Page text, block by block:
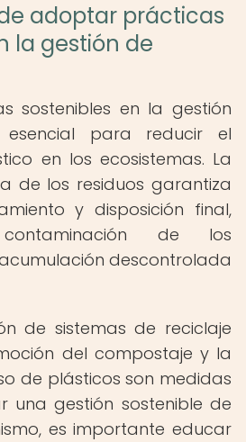
adoptar prácticas
la gestión de
sostenibles en la gestión
para reducir el
en los ecosistemas. La
de los residuos garantiza
y disposición final,
de los
descontrolada
de sistemas de reciclaje
del compostaje y la
de plásticos son medidas
una gestión sostenible de
es importante educar